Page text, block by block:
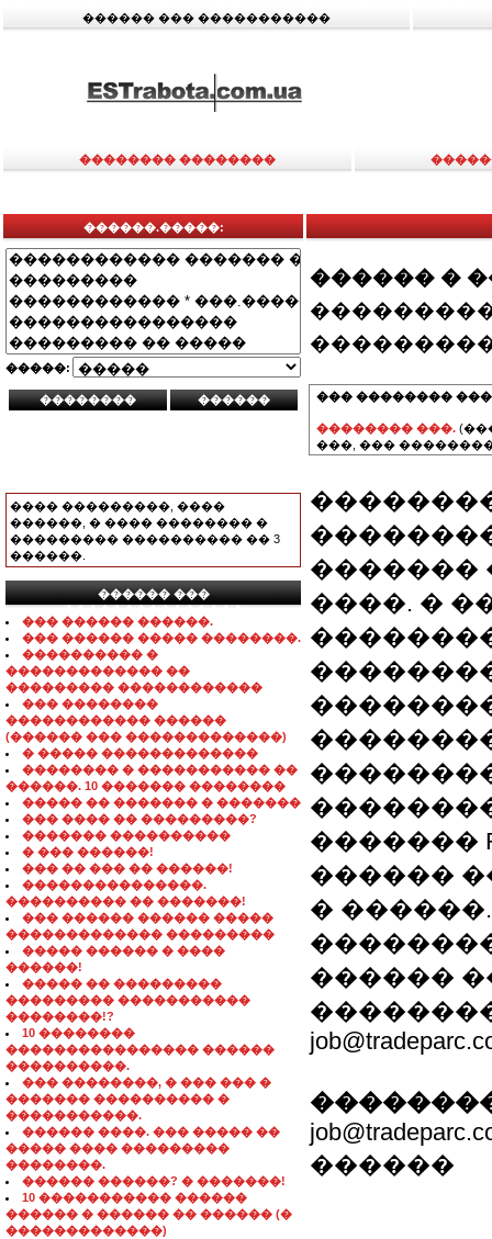
������ ��� �����������
�������� ��������
������.�����:
�����:
���� ���������, ����
������, � ���� �������� �
��������� ���������� �� 3
������.
������ ���
���������������
��� ������ ������.
��� ������ ����� ��������.
���������� �
������������� ��
��������� ������������
��� ��������
������������ ������
(������ ��� �������������)
� ����� �������������
�������� � ����������� ��
������. 10 ������� ��������
����� �� ������� � �������
��� ���� �� ���������?
������� ����������
� ��� ������!
��� �� ��� �� ������!
���������������.
���������� �� �������!
��� ������ ������ �����
������������� ���������
����� ������ � ����
������!
����� �� ���������
��������� �����������
��������!?
10 ��������
���������������� ������
����������.
��� ��������, � ��� ��� �
������� ���������� �
�����������.
������ ����. ��� ����� ��
����� ���� ���������
��������.
������ ������? � �������!
10 ����������� ������
������ � ������ �� ������ (�
�������������)
������ �
��� ��������
�������� ���.
���, ���
��������
���������
�������
����. � ���
�������
������
� ������.
������
������